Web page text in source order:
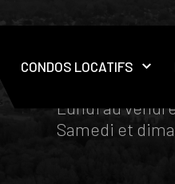
CONDOS LOCATIFS
HORAIRE
Lundi au
Samedi et